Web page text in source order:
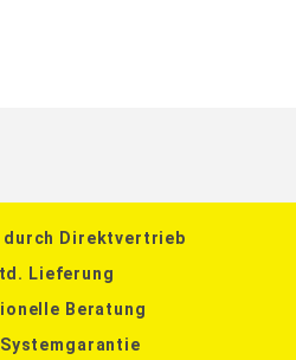
Direktvertrieb
Lieferung
Beratung